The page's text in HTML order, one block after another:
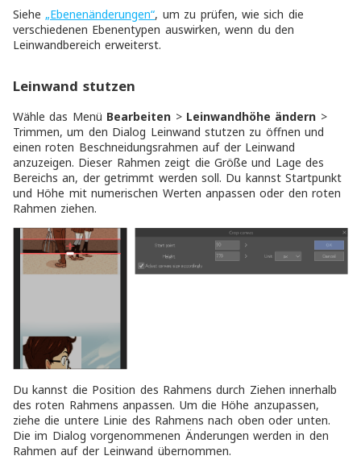
Siehe „Ebenenänderungen“, um zu prüfen, wie sich die
verschiedenen Ebenentypen auswirken, wenn du den
Leinwandbereich erweiterst.
Leinwand stutzen
Wähle das Menü Bearbeiten > Leinwandhöhe ändern >
Trimmen, um den Dialog Leinwand stutzen zu öffnen und
einen roten Beschneidungsrahmen auf der Leinwand
anzuzeigen. Dieser Rahmen zeigt die Größe und Lage des
Bereichs an, der getrimmt werden soll. Du kannstStartpunkt
und Höhe mit numerischen Werten anpassen oder den roten
Rahmen ziehen.
Du kannst die Position des Rahmens durch Ziehen innerhalb
des roten Rahmens anpassen. Um die Höhe anzupassen,
ziehe die untere Linie des Rahmens nach oben oder unten.
Die im Dialog vorgenommenen Änderungen werden in den
Rahmen auf der Leinwand übernommen.